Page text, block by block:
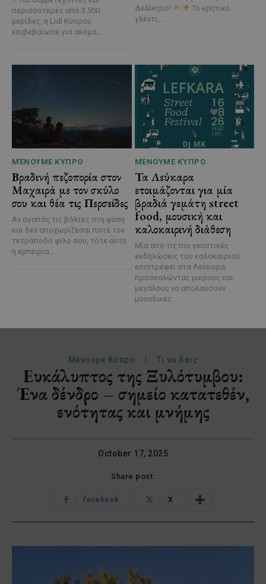
περισσότερες από 3.500
μερίδες, η Lidl Κύπρου
επιβεβαίωσε για ακόμα...
Δελίκηπο!
Το κρητικό
γλέντι,...
ΜΈΝΟΥΜΕ ΚΎΠΡΟ
Βραδινή πεζοπορία στον
Μαχαιρά με τον σκύλο
σου και θέα τις Περσείδες
Αν αγαπάς τις βόλτες στη φύση
και δεν αποχωρίζεσαι ποτέ τον
τετράποδο φίλο σου, τότε αυτή
η εμπειρία...
ΜΈΝΟΥΜΕ ΚΎΠΡΟ
Τα Λεύκαρα
ετοιμάζονται για μία
βραδιά γεμάτη street
food, μουσική και
καλοκαιρινή διάθεση
Μία από τις πιο γευστικές
εκδηλώσεις του καλοκαιριού
επιστρέφει στα Λεύκαρα,
προσκαλώντας μικρούς και
μεγάλους να απολαύσουν
μοναδικές...